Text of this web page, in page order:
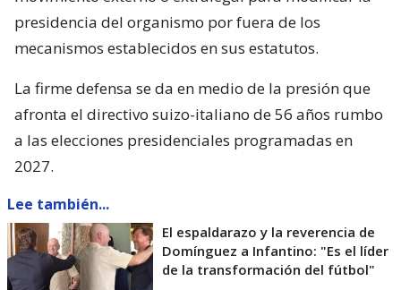
presidencia del organismo por fuera de los
mecanismos establecidos en sus estatutos.
La firme defensa se da en medio de la presión que
afronta el directivo suizo-italiano de 56 años rumbo
a las elecciones presidenciales programadas en
2027.
Lee también...
El espaldarazo y la reverencia de
Domínguez a Infantino: "Es el líder
de la transformación del fútbol"